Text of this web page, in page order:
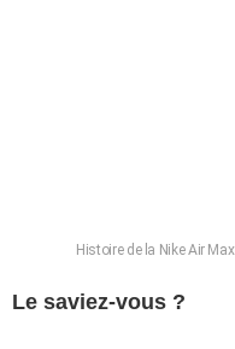
Histoire de la Nike Air
Le saviez-vous ?